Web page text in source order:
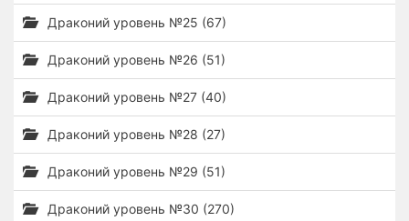
Драконий уровень №25 (67)
Драконий уровень №26 (51)
Драконий уровень №27 (40)
Драконий уровень №28 (27)
Драконий уровень №29 (51)
Драконий уровень №30 (270)